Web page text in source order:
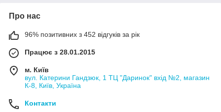
Про нас
96% позитивних з 452 відгуків за рік
Працює з 28.01.2015
м. Київ
вул. Катерини Гандзюк, 1 ТЦ "Даринок" вхід №2, магазин
К-8, Київ, Україна
Контакти